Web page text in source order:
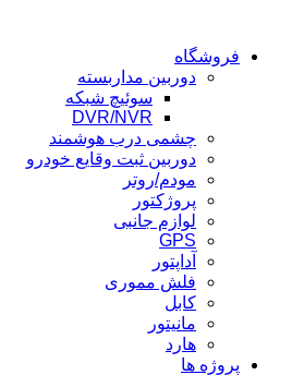
فروشگاه
دوربین مداربسته
سوئیچ شبکه
DVR/NVR
چشمی درب هوشمند
دوربین ثبت وقایع خودرو
مودم/روتر
پروژکتور
لوازم جانبی
GPS
آداپتور
فلش مموری
کابل
مانیتور
هارد
پروژه ها